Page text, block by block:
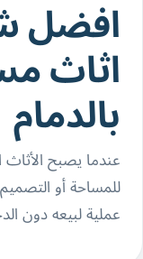
افضل
اثاث
بالدمام
عندما يصبح
للمساحة أو
عملية لبيعه دون